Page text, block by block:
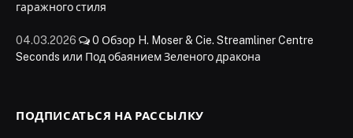
гаражного стиля
04.03.2026 0 Обзор H. Moser & Cie. Streamliner Centre
Seconds или Под обаянием Зеленого дракона
ПОДПИСАТЬСЯ НА РАССЫЛКУ